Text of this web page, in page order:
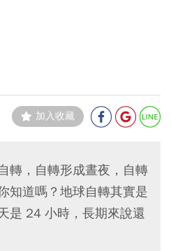
加入收藏
轉，自轉形成晝夜，自轉
知道嗎？地球自轉其實是
是 24 小時，長期來說還